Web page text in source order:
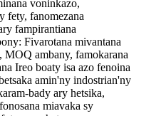
voninkazo,
fety, fanomezana
fampirantiana
Fivarotana mivantana
MOQ ambany, famokarana
Ireo boaty isa azo fenoina
amin'ny indostrian'ny
bady ary hetsika,
miavaka sy